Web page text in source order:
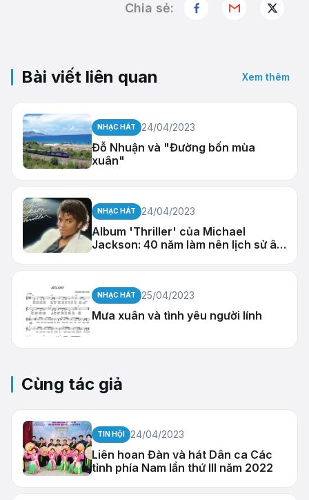
Chia sẻ:
Bài viết liên quan Xem thêm
NHẠC HÁT 24/04/2023
Đỗ Nhuận và "Đường bốn mùa
xuân"
NHẠC HÁT 24/04/2023
Album 'Thriller' của Michael
Jackson: 40 năm làm nên lịch sử âm
NHẠC HÁT 25/04/2023
Mưa xuân và tình yêu người lính
Cùng tác giả
TIN HỘI 24/04/2023
Liên hoan Đàn và hát Dân ca Các
tỉnh phía Nam lần thứ III năm 2022